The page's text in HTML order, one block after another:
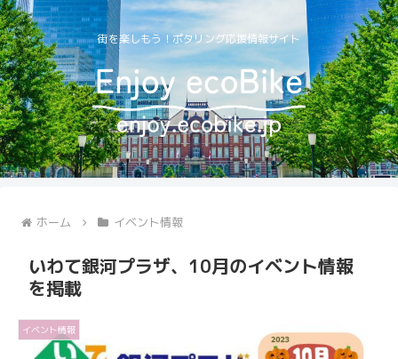
街を楽しもう！ポタリング応援情報サイト
ホーム イベント情報
いわて銀河プラザ、10月のイベント情報
を掲載
イベント情報